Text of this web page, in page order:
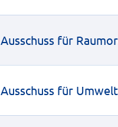
Ausschuss für
Ausschuss für